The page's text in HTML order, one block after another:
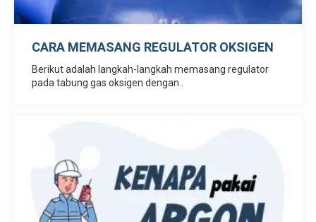
CARA MEMASANG REGULATOR OKSIGEN
Berikut adalah langkah-langkah memasang regulator
pada tabung gas oksigen dengan..